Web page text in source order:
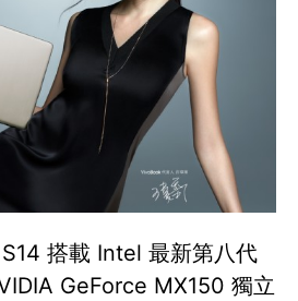
搭載 Intel 最新第八代
GeForce MX150 獨立